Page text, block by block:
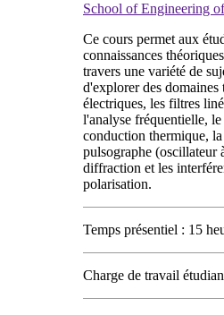
School of Engineering
Ce cours permet aux
connaissances
travers une variété de
d'explorer des domaines
électriques, les filtres
l'analyse fréquentielle,
conduction thermique,
pulsographe (oscillateur
diffraction et les
polarisation.
Temps présentiel : 15
Charge de travail